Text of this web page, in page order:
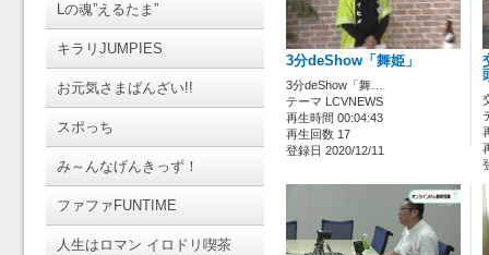
Lの魂”えるたま”
キラリJUMPIES
お元気さまばんざい!!
スポっち
み～んなげんきっず！
ファファFUNTIME
人生はロマン イロドリ喫茶
3分deShow「舞姫」
3分deShow「舞…
テーマ LCVNEWS
再生時間 00:04:43
再生回数 17
登録日 2020/12/11